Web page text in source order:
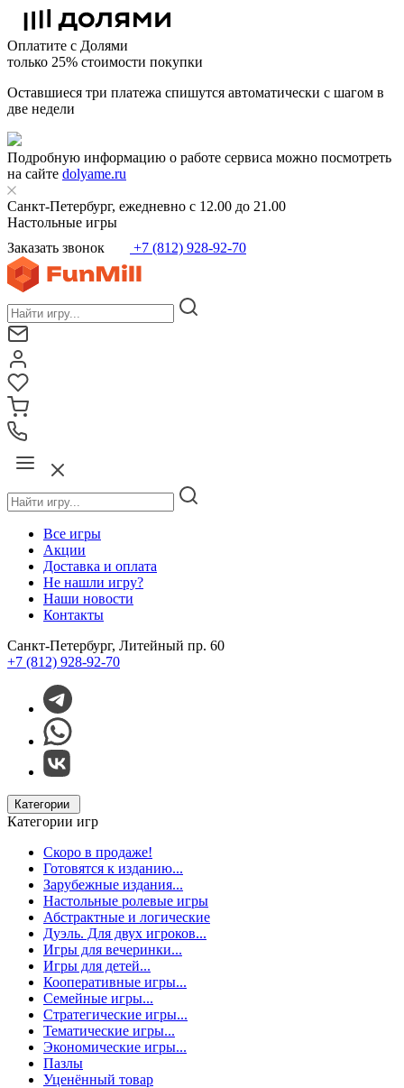
Оплатите с Долями
только 25% стоимости покупки
Оставшиеся три платежа спишутся автоматически с шагом в
две недели
Подробную информацию о работе сервиса можно посмотреть
на сайте dolyame.ru
Санкт-Петербург, ежедневно с 12.00 до 21.00
Настольные игры
Заказать звонок
+7 (812) 928-92-70
Все игры
Акции
Доставка и оплата
Не нашли игру?
Наши новости
Контакты
Санкт-Петербург, Литейный пр. 60
+7 (812) 928-92-70
Категории
Категории игр
Скоро в продаже!
Готовятся к изданию...
Зарубежные издания...
Настольные ролевые игры
Абстрактные и логические
Дуэль. Для двух игроков...
Игры для вечеринки...
Игры для детей...
Кооперативные игры...
Семейные игры...
Стратегические игры...
Тематические игры...
Экономические игры...
Пазлы
Уценённый товар